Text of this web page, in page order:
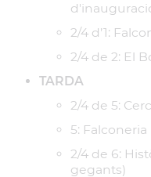
2/4 d’1:
2/4 de 2: El
TARDA
2/4 de 5:
5:
2/4 de 6:
gegants)